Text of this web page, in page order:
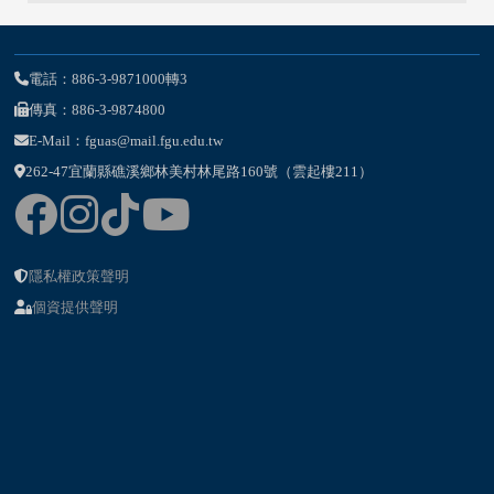
電話：886-3-9871000轉3
傳真：886-3-9874800
E-Mail：fguas@mail.fgu.edu.tw
262-47宜蘭縣礁溪鄉林美村林尾路160號（雲起樓211）
隱私權政策聲明
個資提供聲明